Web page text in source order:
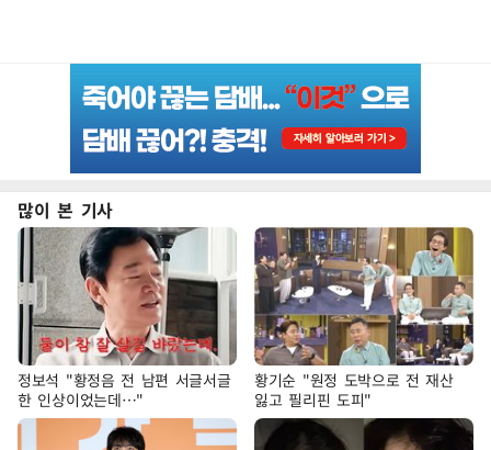
많이 본 기사
정보석 "황정음 전 남편 서글서글
한 인상이었는데…"
황기순 "원정 도박으로 전 재산
잃고 필리핀 도피"